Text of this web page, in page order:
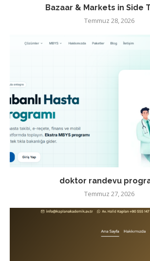
Bazaar & Markets in Side
Temmuz 28, 2026
doktor randevu
Temmuz 27, 2026